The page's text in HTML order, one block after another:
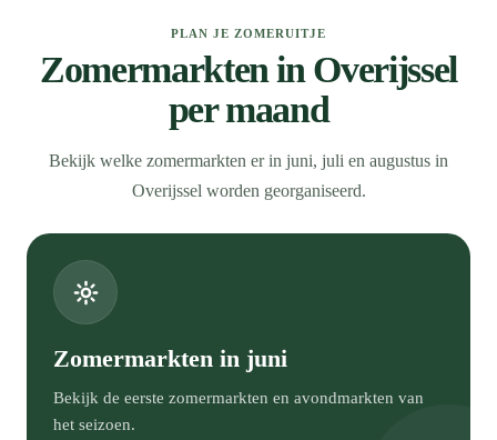
PLAN JE ZOMERUITJE
Zomermarkten in Overijssel
per maand
Bekijk welke zomermarkten er in juni, juli en augustus in
Overijssel worden georganiseerd.
Zomermarkten in juni
Bekijk de eerste zomermarkten en avondmarkten van
het seizoen.